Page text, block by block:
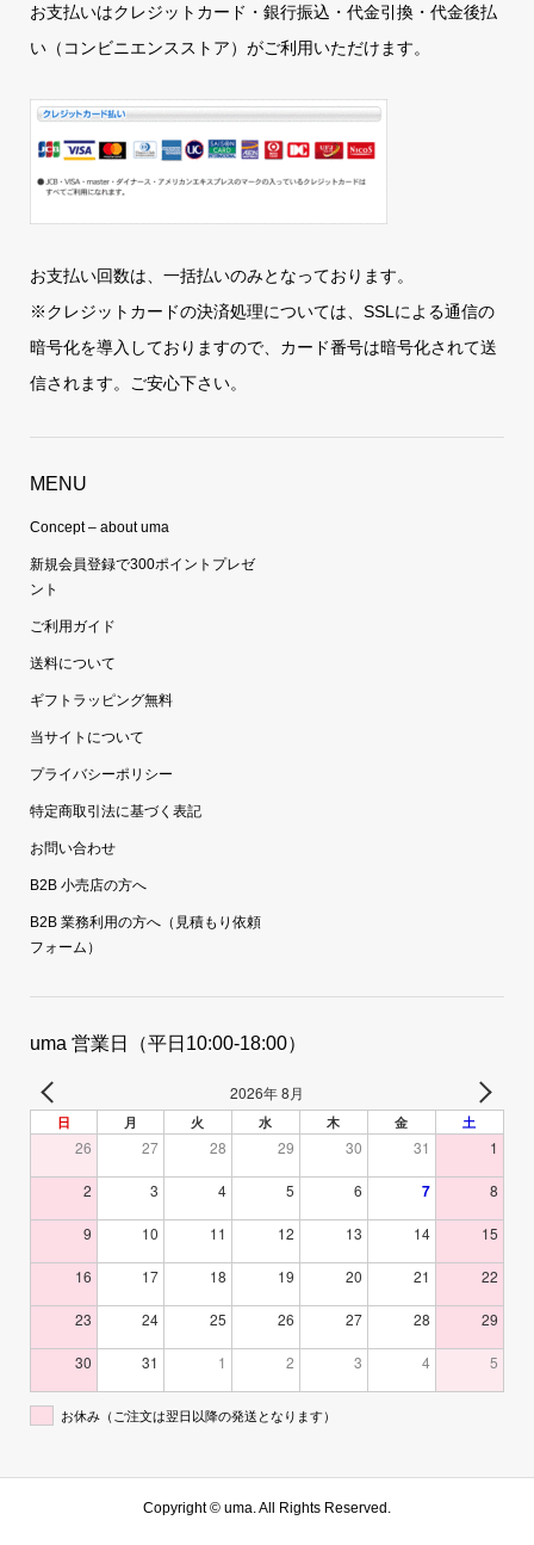
お支払いはクレジットカード・銀行振込・代金引換・代金後払
い（コンビニエンスストア）がご利用いただけます。
お支払い回数は、一括払いのみとなっております。
※クレジットカードの決済処理については、SSLによる通信の
暗号化を導入しておりますので、カード番号は暗号化されて送
信されます。ご安心下さい。
MENU
Concept – about uma
新規会員登録で300ポイントプレゼ
ント
ご利用ガイド
送料について
ギフトラッピング無料
当サイトについて
プライバシーポリシー
特定商取引法に基づく表記
お問い合わせ
B2B 小売店の方へ
B2B 業務利用の方へ（見積もり依頼
フォーム）
uma 営業日（平日10:00-18:00）
2026年 8月
日 月 火 水 木 金 土
26 27 28 29 30 31 1
2 3 4 5 6 7 8
9 10 11 12 13 14 15
16 17 18 19 20 21 22
23 24 25 26 27 28 29
30 31 1 2 3 4 5
お休み（ご注文は翌日以降の発送となります）
Copyright © uma. All Rights Reserved.